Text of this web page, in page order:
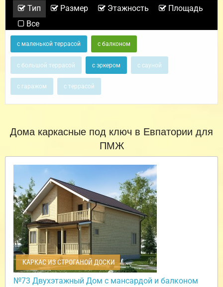
Тип Размер Этажность
Площадь
Все
с маленькой террасой с балконом
с большой террасой с эркером с сауной
с гаражом с террасой
Дома каркасные под ключ в Евпатории для
ПМЖ
КАРКАС ИЗ СТРОГАНОЙ ДОСКИ
№73 Двухэтажный Дом с мансардой и балконом